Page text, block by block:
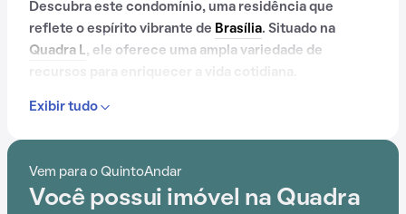
Descubra este condomínio, uma residência que
reflete o espírito vibrante de Brasília. Situado na
Quadra L, ele oferece uma ampla variedade de
esportiva, salão de festas, gás encanado, playground,
este condomínio é ideal para quem busca conforto e
entretenimento.
Exibir tudo
Vem para o QuintoAndar
Você possui imóvel na Quadra